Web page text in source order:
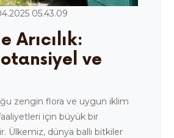
05.43.09
Arıcılık:
ve
zengin flora ve uygun iklim
faaliyetleri için büyük bir
Ülkemiz, dünya ballı bitkiler